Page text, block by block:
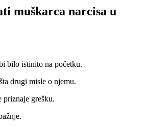
muškarca narcisa u
bilo istinito na početku.
drugi misle o njemu.
priznaje grešku.